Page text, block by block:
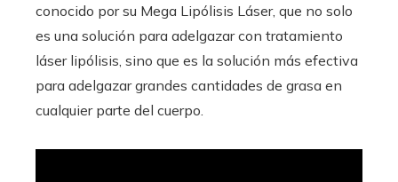
conocido por su Mega Lipólisis Láser, que no solo
es una solución para adelgazar con tratamiento
láser lipólisis, sino que es la solución más efectiva
para adelgazar grandes cantidades de grasa en
cualquier parte del cuerpo.